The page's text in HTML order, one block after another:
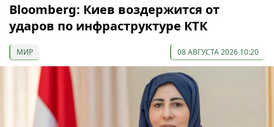
Bloomberg: Киев воздержится от
ударов по инфраструктуре КТК
МИР 08 АВГУСТА 2026 10:20